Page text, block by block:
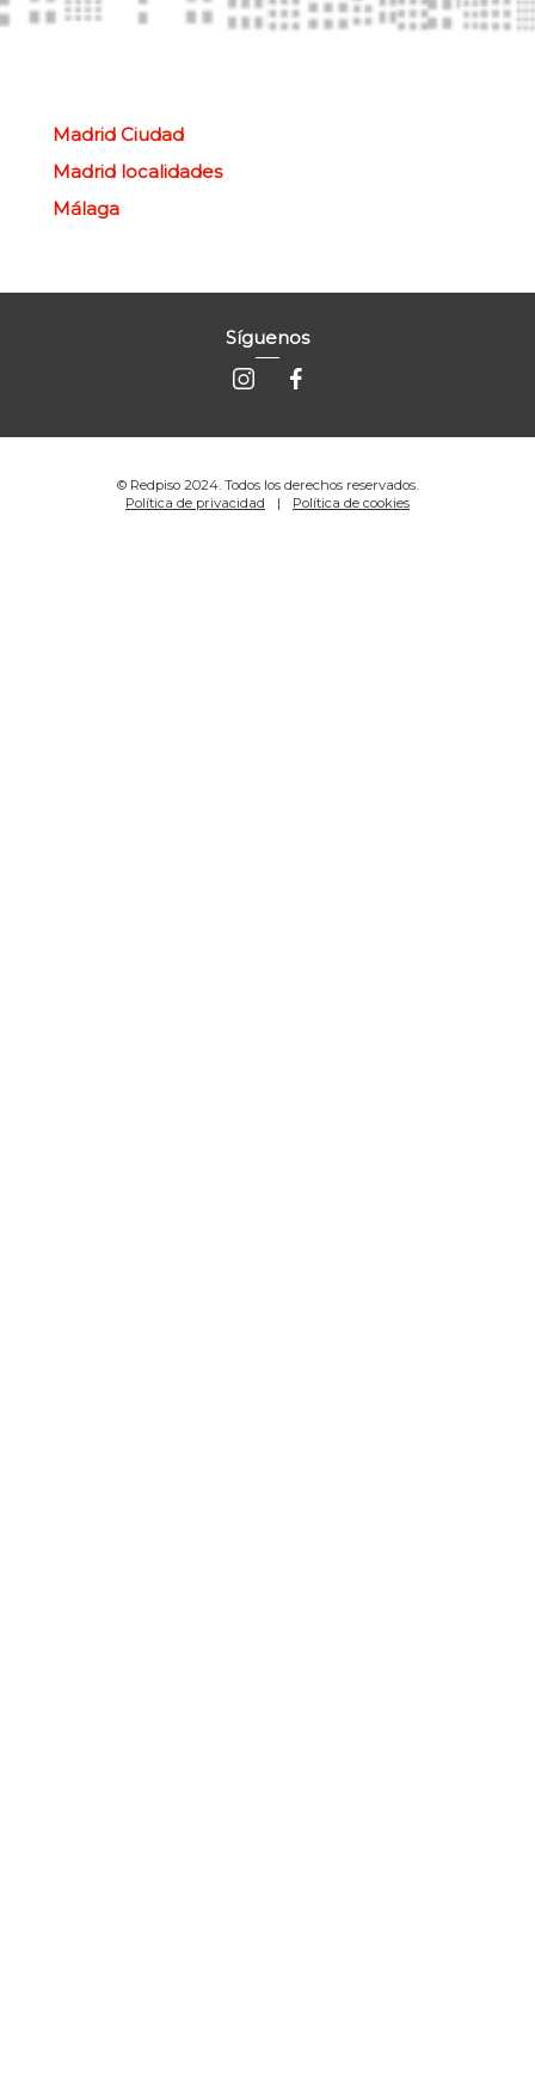
Madrid Ciudad
Madrid localidades
Málaga
Síguenos
© Redpiso 2024. Todos los derechos reservados.
Política de privacidad
Política de cookies